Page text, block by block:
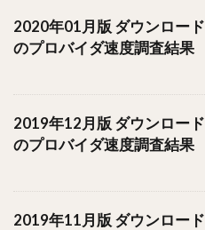
2020年01月版 ダウンロー
のプロバイダ速度調査結果
2019年12月版 ダウンロー
のプロバイダ速度調査結果
2019年11月版 ダウンロー